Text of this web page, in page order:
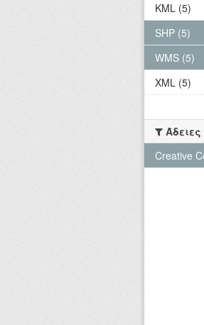
KML (5)
SHP (5)
WMS (5)
XML (5)
Άδειες
Creative